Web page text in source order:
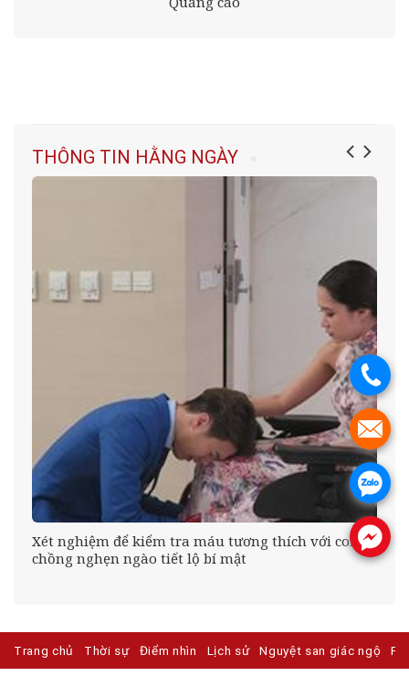
THÔNG TIN HẰNG NGÀY
Xét nghiệm để kiểm tra máu tương thích với con,
chồng nghẹn ngào tiết lộ bí mật
Trang chủ Thời sự Điểm nhìn Lịch sử Nguyệt san giác ngộ
.
.
.
.